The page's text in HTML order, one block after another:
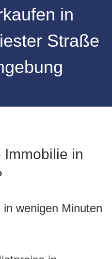
in
Straße
Immobilie in
in wenigen Minuten